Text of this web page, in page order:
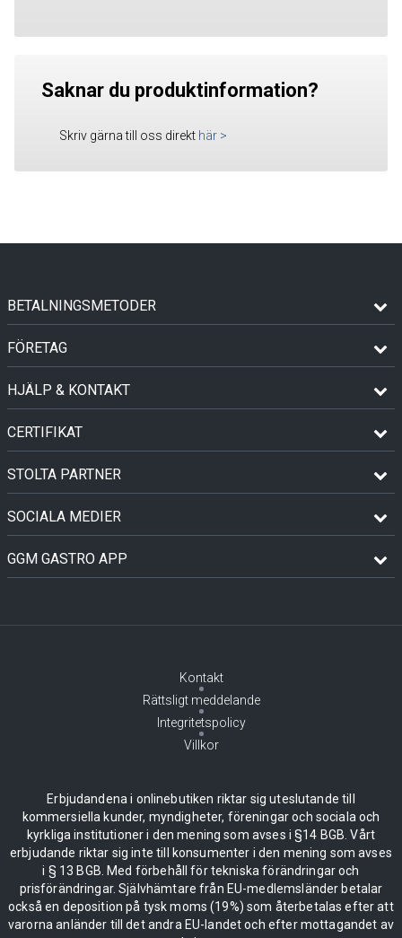
Saknar du produktinformation?
Skriv gärna till oss direkt här >
BETALNINGSMETODER
FÖRETAG
HJÄLP & KONTAKT
CERTIFIKAT
STOLTA PARTNER
SOCIALA MEDIER
GGM GASTRO APP
Kontakt
Rättsligt meddelande
Integritetspolicy
Villkor
Erbjudandena i onlinebutiken riktar sig uteslutande till
kommersiella kunder, myndigheter, föreningar och sociala och
kyrkliga institutioner i den mening som avses i §14 BGB. Vårt
erbjudande riktar sig inte till konsumenter i den mening som avses
i § 13 BGB. Med förbehåll för tekniska förändringar och
prisförändringar. Självhämtare från EU-medlemsländer betalar
också en deposition på tysk moms (19%) som återbetalas efter att
varorna anländer till det andra EU-landet och efter mottagandet av